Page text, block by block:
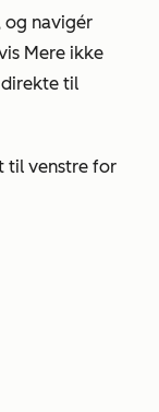
og navigér
Mere ikke
direkte til
til venstre for